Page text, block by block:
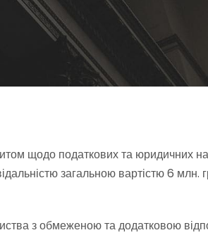
щодо податкових та юридичних
загальною вартістю 6
з обмеженою та додатковою